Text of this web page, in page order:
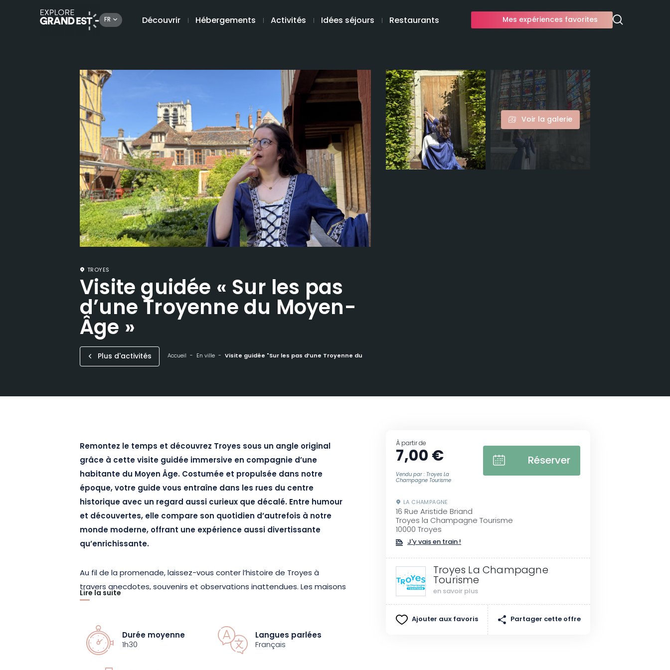
FR Découvrir Hébergements Activités Idées séjours Restaurants Mes expériences favorites
Voir la galerie
TROYES
Visite guidée « Sur les pas
d’une Troyenne du Moyen-
Âge »
Plus d'activités Accueil En ville Visite guidée "Sur les pas d’une Troyenne du Moyen-Âge"
Remontez le temps et découvrez Troyes sous un angle original
grâce à cette visite guidée immersive en compagnie d’une
habitante du Moyen Âge. Costumée et propulsée dans notre
époque, votre guide vous entraîne dans les rues du centre
historique avec un regard aussi curieux que décalé. Entre humour
et découvertes, elle compare son quotidien d’autrefois à notre
monde moderne, offrant une expérience aussi divertissante
qu’enrichissante.
Au fil de la promenade, laissez-vous conter l’histoire de Troyes à
travers anecdotes, souvenirs et observations inattendues. Les maisons
à pans de bois, les ruelles médiévales et les monuments
personnage haut en couleur qui partage sa vision unique de la ville.
Cette approche vivante et théâtralisée permet de découvrir le
patrimoine troyen de manière accessible et conviviale.
Lire la suite
Durée moyenne
1h30
Langues parlées
Français
À partir de
7,00 €
Vendu par : Troyes La
Champagne Tourisme
Réserver
LA CHAMPAGNE
16 Rue Aristide Briand
Troyes la Champagne Tourisme
10000 Troyes
J'y vais en train !
Troyes La Champagne
Tourisme
en savoir plus
Ajouter aux favoris Partager cette offre